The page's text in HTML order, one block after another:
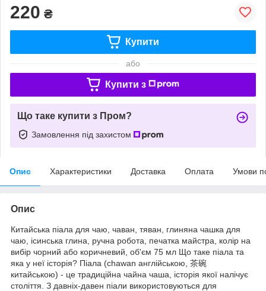
220 ₴
Купити
або
Купити з
Що таке купити з Пром?
Замовлення під захистом
Опис Характеристики Доставка Оплата Умови
Опис
Китайська піала для чаю, чаван, тяван, глиняна чашка для
чаю, ісинська глина, ручна робота, печатка майстра, колір на
вибір чорний або коричневий, об'єм 75 мл Що таке піала та
яка у неї історія? Піала (chawan англійською, 茶碗
китайською) - це традиційна чайна чаша, історія якої налічує
століття. З давніх-давен піали використовуються для